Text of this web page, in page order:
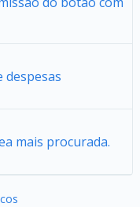
despesas
mais procurada.